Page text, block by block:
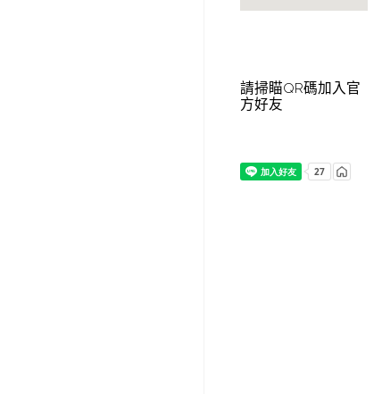
請掃瞄QR碼加入官
方好友